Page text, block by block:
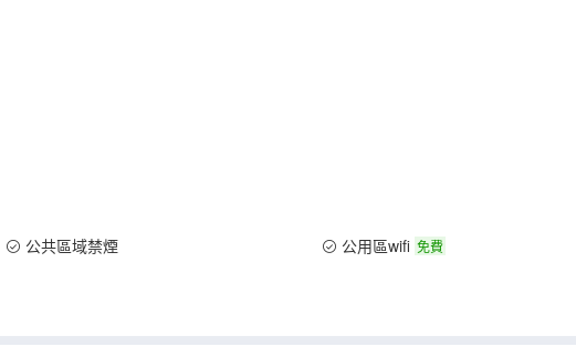
公共區域禁煙 公用區wifi 免費